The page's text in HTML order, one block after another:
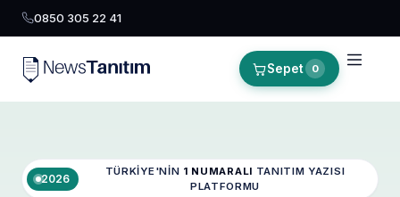
0850 305 22 41
Sepet 0
2026
TÜRKIYE'NIN 1 NUMARALI TANITIM YAZISI
PLATFORMU